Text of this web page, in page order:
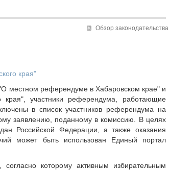
Обзор законодательства
края"
местном референдуме в Хабаровском крае" и
участники референдума, работающие
в список участников референдума на
заявлению, поданному в комиссию. В целях
Российской Федерации, а также оказания
может быть использован Единый портал
которому активным избирательным